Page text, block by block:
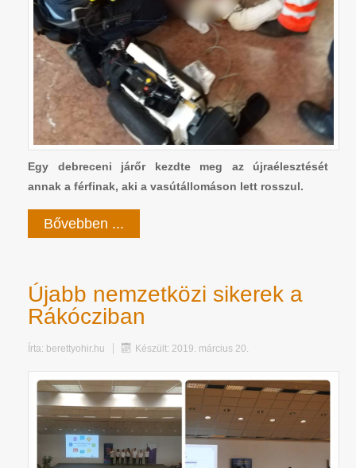
Egy debreceni járőr kezdte meg az újraélesztését
annak a férfinak, aki a vasútállomáson lett rosszul.
Bővebben ...
Újabb nemzetközi sikerek a
Rákócziban
Írta: berettyohir.hu Készült: 2019. március 20.